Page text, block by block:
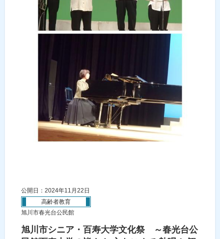
公開日：2024年11月22日
高齢者教育
旭川市春光台公民館
旭川市シニア・百寿大学文化祭 ～春光台公